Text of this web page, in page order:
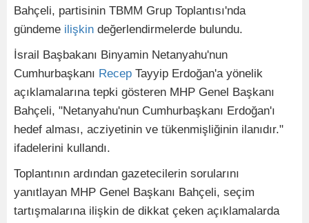
Bahçeli, partisinin TBMM Grup Toplantısı'nda
gündeme ilişkin değerlendirmelerde bulundu.
İsrail Başbakanı Binyamin Netanyahu'nun
Cumhurbaşkanı Recep Tayyip Erdoğan'a yönelik
açıklamalarına tepki gösteren MHP Genel Başkanı
Bahçeli, "Netanyahu'nun Cumhurbaşkanı Erdoğan'ı
hedef alması, acziyetinin ve tükenmişliğinin ilanıdır."
ifadelerini kullandı.
Toplantının ardından gazetecilerin sorularını
yanıtlayan MHP Genel Başkanı Bahçeli, seçim
tartışmalarına ilişkin de dikkat çeken açıklamalarda